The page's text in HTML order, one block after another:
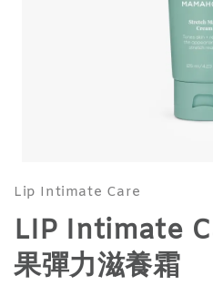
Lip Intimate Care
LIP Intimate
果彈力滋養霜